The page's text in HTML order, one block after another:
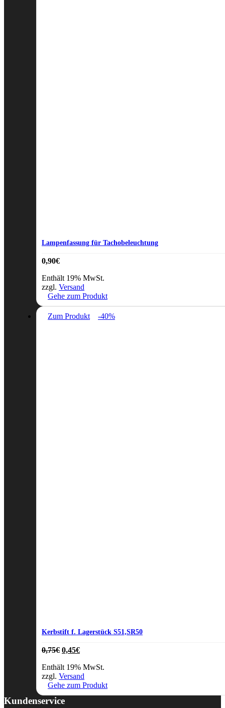
Lampenfassung für Tachobeleuchtung
0,90€
Enthält 19% MwSt.
zzgl. Versand
Gehe zum Produkt
Zum Produkt -40%
Kerbstift f. Lagerstück S51,SR50
0,75€ Ursprünglicher
war:
0,75€
0,45€Aktueller
ist:
0,45€.
Enthält 19% MwSt.
zzgl. Versand
Gehe zum Produkt
Kundenservice